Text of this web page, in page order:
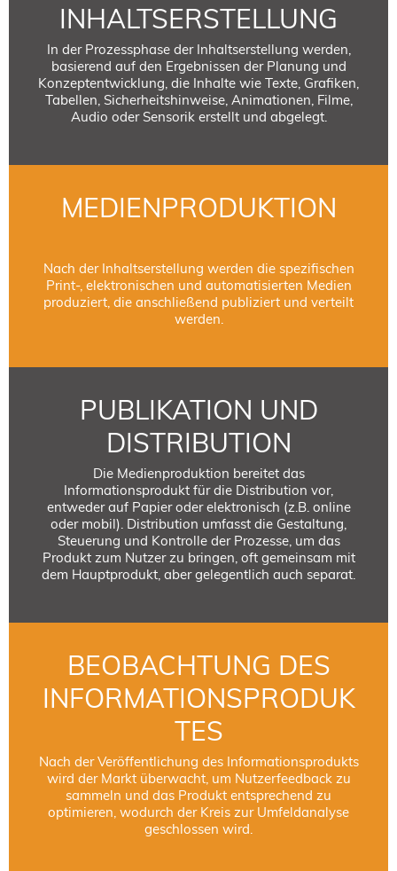
INHALTSERSTELLUNG
In der Prozessphase der Inhaltserstellung werden,
basierend auf den Ergebnissen der Planung und
Konzeptentwicklung, die Inhalte wie Texte, Grafiken,
Tabellen, Sicherheitshinweise, Animationen, Filme,
Audio oder Sensorik erstellt und abgelegt.
MEDIENPRODUKTION
Nach der Inhaltserstellung werden die spezifischen
Print-, elektronischen und automatisierten Medien
produziert, die anschließend publiziert und verteilt
werden.
PUBLIKATION UND
DISTRIBUTION
Die Medienproduktion bereitet das
Informationsprodukt für die Distribution vor,
entweder auf Papier oder elektronisch (z.B. online
oder mobil). Distribution umfasst die Gestaltung,
Steuerung und Kontrolle der Prozesse, um das
Produkt zum Nutzer zu bringen, oft gemeinsam mit
dem Hauptprodukt, aber gelegentlich auch separat.
BEOBACHTUNG DES
INFORMATIONSPRODUK
TES
Nach der Veröffentlichung des Informationsprodukts
wird der Markt überwacht, um Nutzerfeedback zu
sammeln und das Produkt entsprechend zu
optimieren, wodurch der Kreis zur Umfeldanalyse
geschlossen wird.